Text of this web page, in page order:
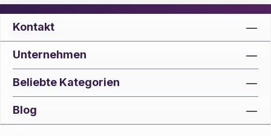
Kontakt
Unternehmen
Beliebte Kategorien
Blog